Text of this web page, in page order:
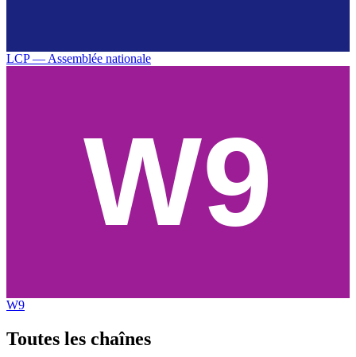
LCP — Assemblée nationale
W9
Toutes les chaînes